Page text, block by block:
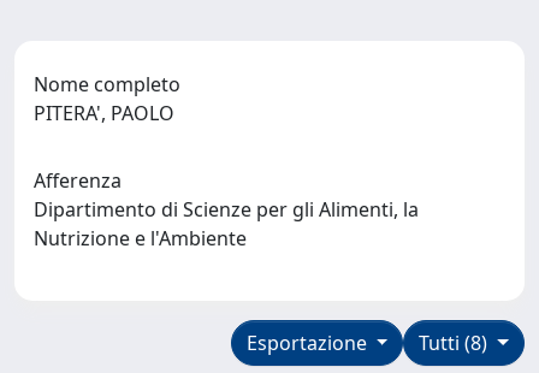
Nome completo
PITERA', PAOLO
Afferenza
Dipartimento di Scienze per gli Alimenti, la
Nutrizione e l'Ambiente
Tutti (8)
Esportazione